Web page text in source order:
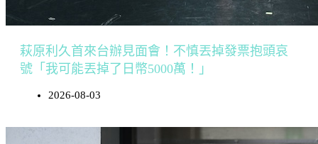
萩原利久首來台辦見面會！不慎丟掉發票抱頭哀
號「我可能丟掉了日幣5000萬！」
2026-08-03